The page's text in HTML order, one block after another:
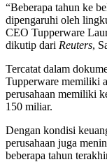
“Beberapa tahun ke
dipengaruhi oleh
CEO Tupperware
dikutip dari Reuters,
Tercatat dalam
Tupperware memiliki
perusahaan memiliki
150 miliar.
Dengan kondisi
perusahaan juga
beberapa tahun